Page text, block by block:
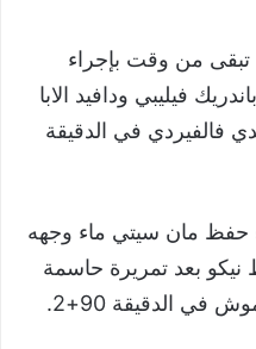
تبقى من وقت بإجراء
فيليبي ودافيد الابا
فالفيردي في الدقيقة
حفظ مان سيتي ماء وجهه
بعد تمريرة حاسمة
الدقيقة 90+2.